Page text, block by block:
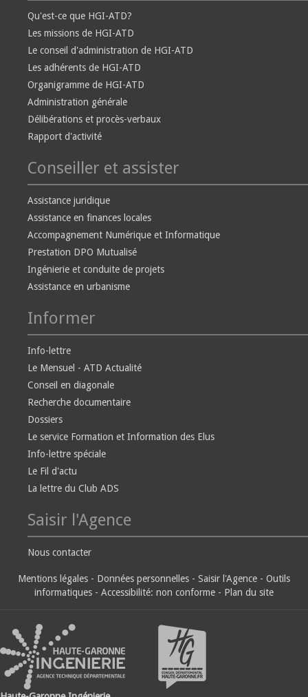
Qu'est-ce que HGI-ATD?
Les missions de HGI-ATD
Le conseil d'administration de HGI-ATD
Les adhérents de HGI-ATD
Organigramme de HGI-ATD
Administration générale
Délibérations et procès-verbaux
Rapport d'activité
Conseiller et assister
Assistance juridique
Assistance en finances locales
Accompagnement Numérique et Informatique
Prestation DPO Mutualisé
Ingénierie et conduite de projets
Assistance en urbanisme
Informer
Info-lettre
Le Mensuel - ATD Actualité
Conseil en diagonale
Recherche documentaire
Dossiers
Le service Formation et Information des Elus
Info-lettre spéciale
Le Fil d'actu
La lettre du Club ADS
Saisir l'Agence
Nous contacter
Mentions légales - Données personnelles - Saisir l'Agence - Outils
informatiques - Accessibilité: non conforme - Plan du site